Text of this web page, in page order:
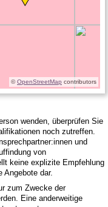
©OpenStreetMap contributors
wenden, überprüfen Sie
noch zutreffen.
und
von
keine explizite Empfehlung
Angebote dar.
zum Zwecke der
Eine anderweitige